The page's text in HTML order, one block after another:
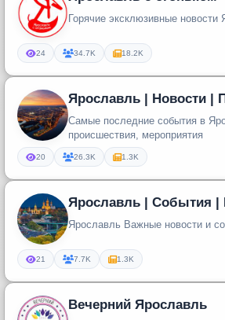
Горячие эксклюзивные новости
24 34.7K 18.2K
Ярославль | Новости |
Самые последние события в
происшествия, мероприятия
20 26.3K 1.3K
Ярославль | События |
Ярославль Важные новости и
21 7.7K 1.3K
Вечерний Ярославль